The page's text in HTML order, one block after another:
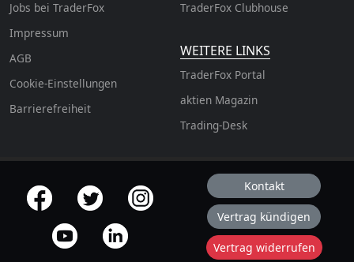
Jobs bei TraderFox
Impressum
AGB
Cookie-Einstellungen
Barrierefreiheit
TraderFox Clubhouse
WEITERE LINKS
TraderFox Portal
aktien Magazin
Trading-Desk
offizielle Social Media-Accounts Kontakt
Vertrag kündigen
Vertrag widerrufen